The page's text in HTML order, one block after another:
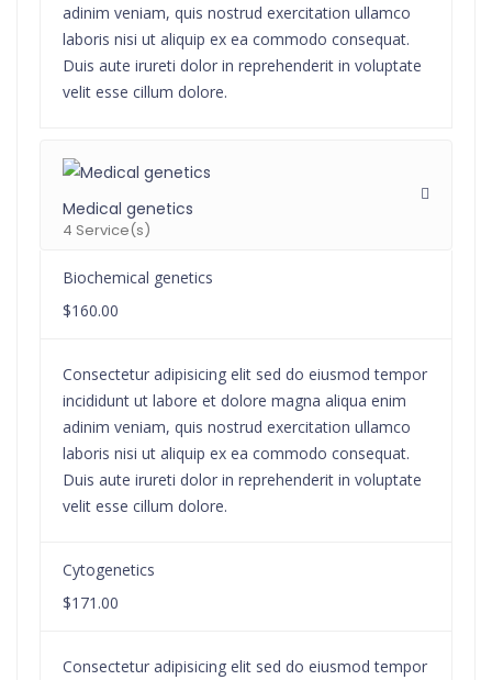
adinim veniam, quis nostrud exercitation ullamco
laboris nisi ut aliquip ex ea commodo consequat.
Duis aute irureti dolor in reprehenderit in voluptate
velit esse cillum dolore.
Medical genetics
4 Service(s)
Biochemical genetics
$160.00
Consectetur adipisicing elit sed do eiusmod tempor
incididunt ut labore et dolore magna aliqua enim
adinim veniam, quis nostrud exercitation ullamco
laboris nisi ut aliquip ex ea commodo consequat.
Duis aute irureti dolor in reprehenderit in voluptate
velit esse cillum dolore.
Cytogenetics
$171.00
Consectetur adipisicing elit sed do eiusmod tempor